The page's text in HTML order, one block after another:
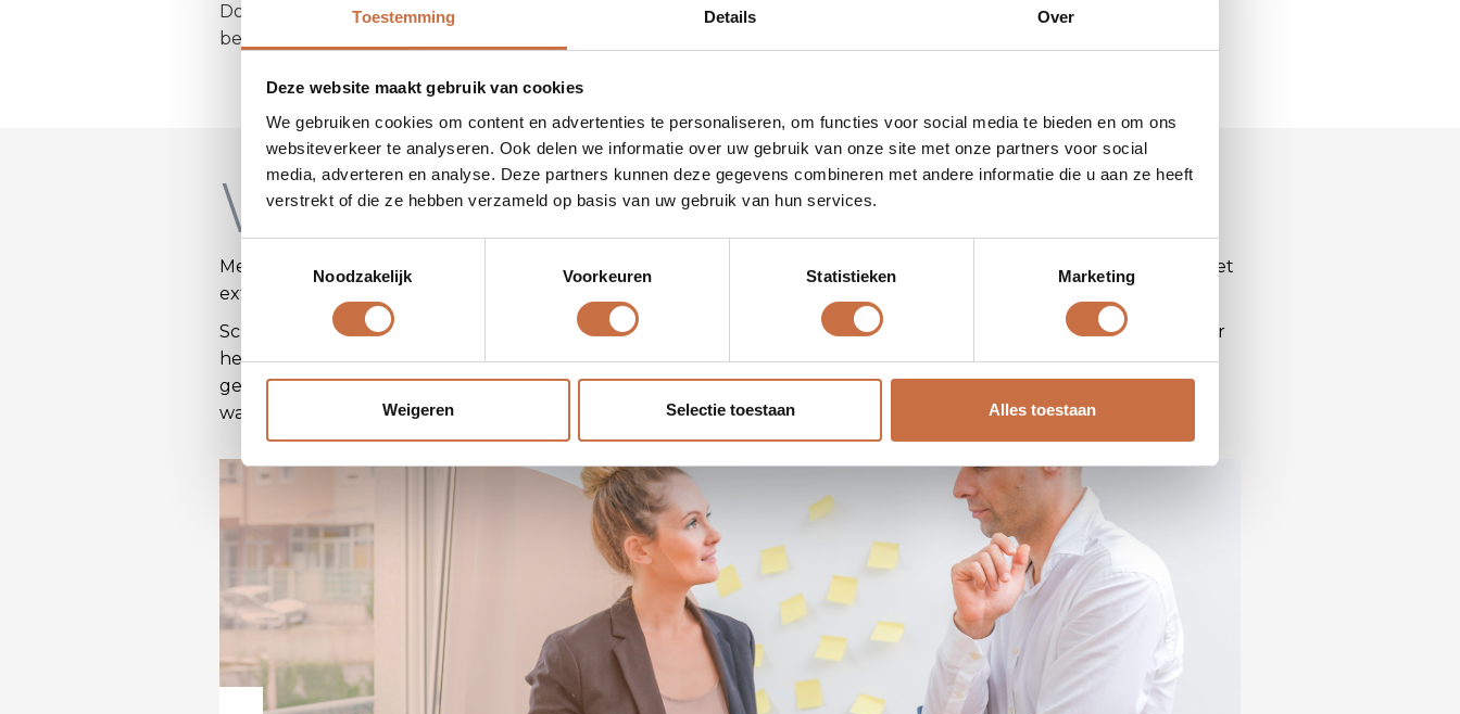
Toestemming Details Over
Deze website maakt gebruik van cookies
We gebruiken cookies om content en advertenties te personaliseren, om functies voor social media te bieden en om ons
websiteverkeer te analyseren. Ook delen we informatie over uw gebruik van onze site met onze partners voor social
media, adverteren en analyse. Deze partners kunnen deze gegevens combineren met andere informatie die u aan ze heeft
verstrekt of die ze hebben verzameld op basis van uw gebruik van hun services.
Noodzakelijk
Voorkeuren Statistieken Marketing
Weigeren Selectie toestaan Alles toestaan
Door een degelijk KPI-management kan je efficiënter werken en
betere resultaten behalen voor je organisatie.
Waarom?
Meer dan ooit hebben bedrijven met inzicht in hun organisatie en markt een strategisch voordeel. Kmo's hebben het
extra voordeel dat ze snel kunnen schakelen met de verkregen inzichten en zo een voorsprong kunnen creëren.
Schrik om een gebrek aan data of voor een technische opbouw hoeft vandaag niet meer: het gaat immers niet over
het IT-luik, maar over relevante cijfers die jij als gids, als ondernemer begrijpt en als strategische hendels kan
gebruiken. Vergelijk het met het bereik van je wagen; je hoeft geen ingenieur te zijn om als chauffeur te begrijpen
wat je hiermee kan bereiken.